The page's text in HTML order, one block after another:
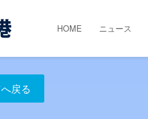
HOME ニュース
戻る